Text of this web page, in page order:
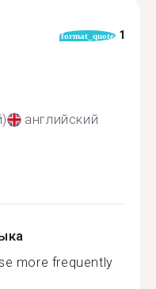
format_quote 1
английский
more frequently